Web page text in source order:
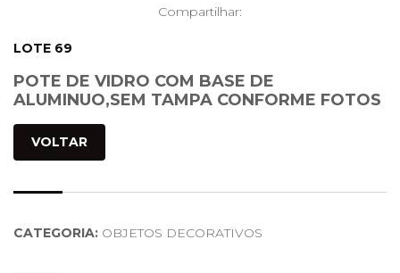
Compartilhar:
LOTE 69
POTE DE VIDRO COM BASE DE
ALUMINUO,SEM TAMPA CONFORME FOTOS
VOLTAR
CATEGORIA: OBJETOS DECORATIVOS